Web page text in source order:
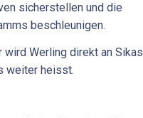
sicherstellen und die
beschleunigen.
Werling direkt an Sikas
weiter heisst.